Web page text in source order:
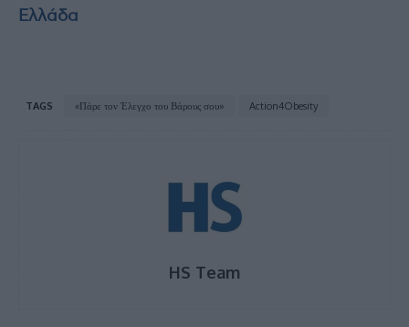
Ελλάδα
TAGS «Πάρε τον Έλεγχο του Βάρους σου» Action4Obesity
HS Team